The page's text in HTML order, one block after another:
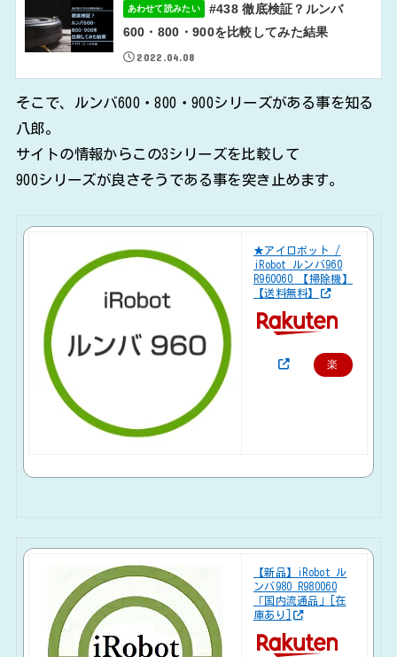
あわせて読みたい
#438 徹底検証？ルンバ
600・800・900を比較してみた結果
2022.04.08
そこで、ルンバ600・800・900シリーズがある事を知る
八郎。
サイトの情報からこの3シリーズを比較して
900シリーズが良さそうである事を突き止めます。
★アイロボット /
iRobot ルンバ960
R960060 【掃除機】
【送料無料】
楽
【新品】iRobot ル
ンバ980 R980060
「国内流通品」[在
庫あり]